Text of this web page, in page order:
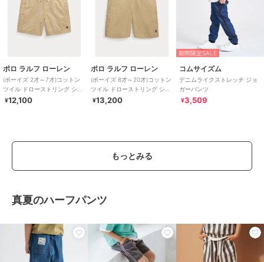
ポロ ラルフ ローレン
(ボーイズ 2才～7才)コットン
ツイル ドローストリング ショ
ートパンツ
¥12,100
ポロ ラルフ ローレン
(ボーイズ 8才～20才)コットン
ツイル ドローストリング ショ
ートパンツ
¥13,200
期間限定SALE
コムサイズム
デニムライクストレッチ ジョ
ガーパンツ
¥3,509
もっとみる
真夏のハーフパンツ